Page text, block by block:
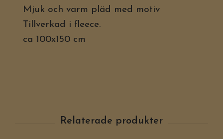
Mjuk och varm pläd med motiv
Tillverkad i fleece.
ca 100x150 cm